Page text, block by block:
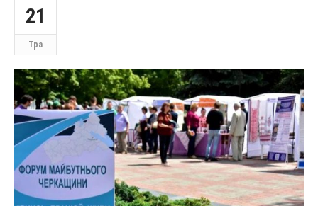
21
Тра